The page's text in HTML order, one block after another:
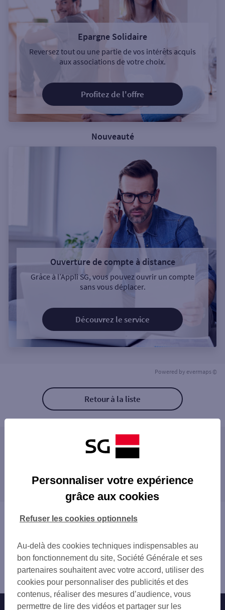
Epargne Solidaire
Reversez tout ou une partie de vos intérêts acquis
aux associations de votre choix.
Profitez de l'offre
Nouveauté
Ouverture de compte à distance
Grâce à l’Appli SG, vous pouvez ouvrir un compte
sans vous déplacer.
Découvrez le service
Powered by evermaps ©
Retour à la liste
Les distributeurs/automates à proximité
BREST 5 PL DE STRASBOURG
PLOUGASTEL DAOULAS 7 PL DU CALVAIRE
BREST 1 RUE VICTOR HUGO
BREST 28 RUE D AIGUILLON
BREST 126 BD DE PLYMOUTH
LANDERNEAU 34 QUAI DE LEON
LESNEVEN 14 RUE DE JERUSALEM
proximité
LE RELECQ-KERHUON
BREST
PLOUZANÉ
Vous êtes ici : Accueil
Guipavas
Distributeur/automate GUIPAVAS
Nos engagements Nous contacter
Personnaliser votre expérience
grâce aux cookies
Au-delà des cookies techniques indispensables au
bon fonctionnement du site, Société Générale et ses
partenaires souhaitent avec votre accord, utiliser des
cookies pour personnaliser des publicités et des
contenus, réaliser des mesures d’audience, vous
permettre de lire des vidéos et partager sur les
Refuser les cookies optionnels